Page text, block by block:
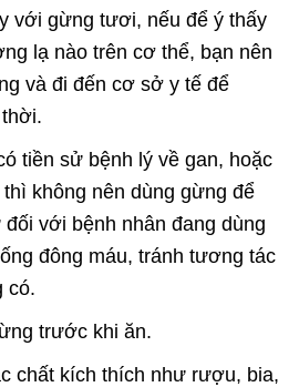
với gừng tươi, nếu để ý thấy
lạ nào trên cơ thể, bạn nên
và đi đến cơ sở y tế để
tiền sử bệnh lý về gan, hoặc
không nên dùng gừng để
với bệnh nhân đang dùng
đông máu, tránh tương tác
có.
trước khi ăn.
chất kích thích như rượu, bia,